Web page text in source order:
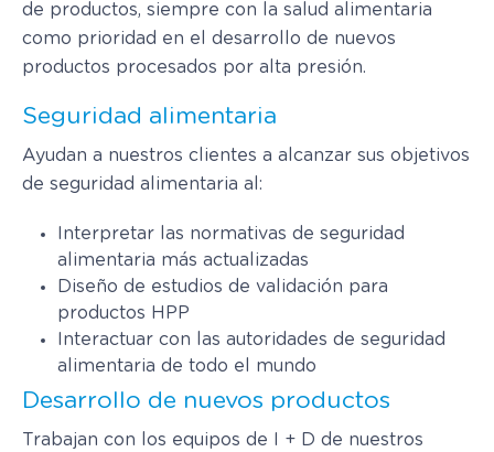
de productos, siempre con la salud alimentaria
como prioridad en el desarrollo de nuevos
productos procesados por alta presión.
Seguridad alimentaria
Ayudan a nuestros clientes a alcanzar sus objetivos
de seguridad alimentaria al:
Interpretar las normativas de seguridad
alimentaria más actualizadas
Diseño de estudios de validación para
productos HPP
Interactuar con las autoridades de seguridad
alimentaria de todo el mundo
Desarrollo de nuevos productos
Trabajan con los equipos de I + D de nuestros